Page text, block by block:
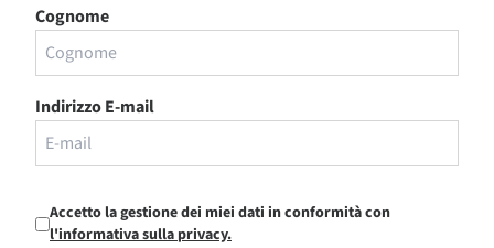
Cognome
Indirizzo E-mail
Accetto la gestione dei miei dati in conformità con
l'informativa sulla privacy.